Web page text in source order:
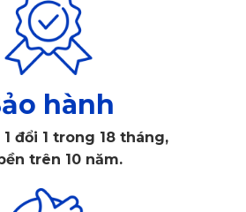
không chỉ giữ cho khoang nội thất
thọ sử dụng của thảm.
hành
đổi 1 trong 18 tháng,
trên 10 năm.